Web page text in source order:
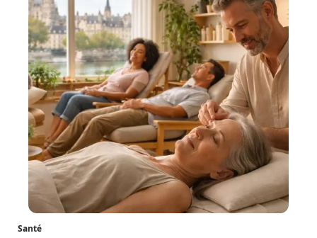
Santé